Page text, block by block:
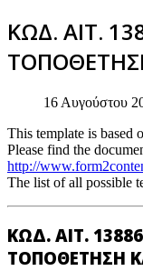
ΚΩΔ. ΑΙΤ.
16 Αυγούστου
This template is based
Please find the
http://
The list of all possible
ΚΩΔ. ΑΙΤ.
ΤΟΠΟΘΕΤΗΣΗ